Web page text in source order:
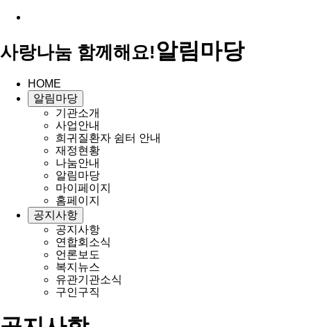
사랑나눔 함께해요!알림마당
HOME
알림마당
기관소개
사업안내
희귀질환자 쉼터 안내
재정현황
나눔안내
알림마당
마이페이지
홈페이지
공지사항
공지사항
연합회소식
언론보도
복지뉴스
유관기관소식
구인구직